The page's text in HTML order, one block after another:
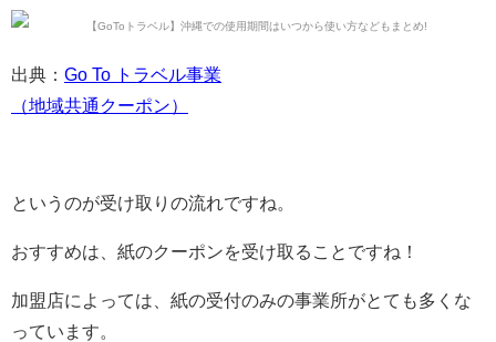
出典： Go To トラベル事業
（地域共通クーポン）
というのが受け取りの流れですね。
おすすめは、紙のクーポンを受け取ることですね！
加盟店によっては、紙の受付のみの事業所がとても多くな
っています。